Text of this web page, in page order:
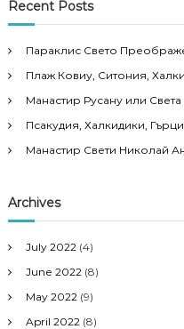
Recent Posts
Параклис Свето
Плаж Ковиу, Ситония,
Манастир Русану или
Псакудия, Халкидики,
Манастир Свети Николай
Archives
July 2022 (4)
June 2022 (8)
May 2022 (9)
April 2022 (8)